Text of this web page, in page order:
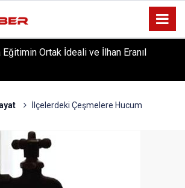
Eğitimin Ortak İdeali ve İlhan Eranıl
‘YAZA MERHABA’ COŞKUSU: Kursiyerler
Eğlendi!
İlçelerdeki Çeşmelere Hucum